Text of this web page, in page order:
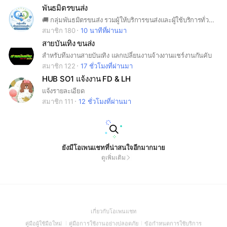
พันธมิตรขนส่ง
🚚 กลุ่มพันธมิตรขนส่ง รวมผู้ให้บริการขนส่งและผู้ใช้บริการทั่วไทย แลกเปลี่ยนงาน ช่วยเหลือกันด้วยความจริงใจ เน้นความซื่อสัตย์ รับผิดชอบ และความปลอดภัยของสินค้า 📦 สินค้าปลอดภัย เมื่อไว้วางใจใช้บริการพันธมิตรขนส่ง 🤝 เติบโตไปด้วยกัน บนพื้นฐานของความเชื่อใจ
สมาชิก 180
10 นาทีที่ผ่านมา
สายบันเทิง ขนส่ง
สำหรับทีมงานสายบันเทิง แลกเปลี่ยนงานจ้างงานแชร์งานกันคับ
สมาชิก 122
17 ชั่วโมงที่ผ่านมา
HUB SO1 แจ้งงาน FD & LH
แจ้งรายละเอียด
สมาชิก 111
12 ชั่วโมงที่ผ่านมา
ยังมีโอเพนแชทที่น่าสนใจอีกมากมาย
ดูเพิ่มเติม
เกี่ยวกับโอเพนแชท(Open
in
คู่มือผู้ใช้มือใหม่ (Open
คู่มือการใช้งานอย่างปลอดภัย(Open
ข้อกำหนดการใช้บริการ(Open